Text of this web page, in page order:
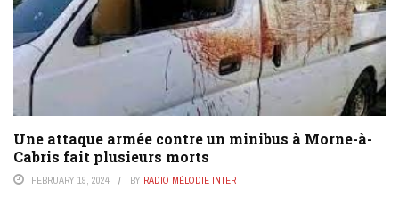
Une attaque armée contre un minibus à Morne-à-
Cabris fait plusieurs morts
FEBRUARY 19, 2024 BY RADIO MÉLODIE INTER